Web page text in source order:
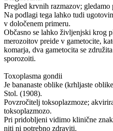
Pregled krvnih razmazov;
Na podlagi tega lahko tudi
v določenem primeru.
Občasno se lahko življenjski krog
merozoitov preide v gametocite,
komarja, dva gametocita se
sporozoiti.
Toxoplasma gondii
Je bananaste oblike (krhljaste
Stol. (1908).
Povzročitelj toksoplazmoze;
toksoplazmozo.
Pri pridobljeni vidimo klinične
niti ni potrebno zdraviti.